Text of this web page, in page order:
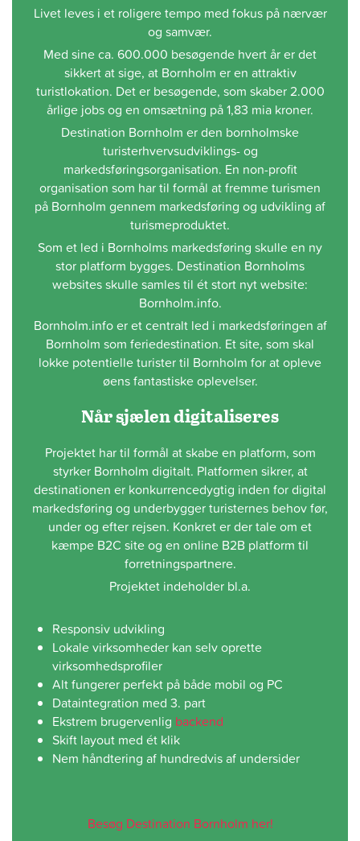
Livet leves i et roligere tempo med fokus på nærvær
og samvær.
Med sine ca. 600.000 besøgende hvert år er det
sikkert at sige, at Bornholm er en attraktiv
turistlokation. Det er besøgende, som skaber 2.000
årlige jobs og en omsætning på 1,83 mia kroner.
Destination Bornholm er den bornholmske
turisterhvervsudviklings- og
markedsføringsorganisation. En non-profit
organisation som har til formål at fremme turismen
på Bornholm gennem markedsføring og udvikling af
turismeproduktet.
Som et led i Bornholms markedsføring skulle en ny
stor platform bygges. Destination Bornholms
websites skulle samles til ét stort nyt website:
Bornholm.info.
Bornholm.info er et centralt led i markedsføringen af
Bornholm som feriedestination. Et site, som skal
lokke potentielle turister til Bornholm for at opleve
øens fantastiske oplevelser.
Når sjælen digitaliseres
Projektet har til formål at skabe en platform, som
styrker Bornholm digitalt. Platformen sikrer, at
destinationen er konkurrencedygtig inden for digital
markedsføring og underbygger turisternes behov før,
under og efter rejsen. Konkret er der tale om et
kæmpe B2C site og en online B2B platform til
forretningspartnere.
Projektet indeholder bl.a.
Responsiv udvikling
Lokale virksomheder kan selv oprette
virksomhedsprofiler
Alt fungerer perfekt på både mobil og PC
Dataintegration med 3. part
Ekstrem brugervenlig backend
Skift layout med ét klik
Nem håndtering af hundredvis af undersider
Besøg Destination Bornholm her!